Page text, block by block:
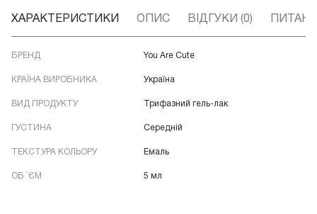
ХАРАКТЕРИСТИКИ ОПИС ВІДГУКИ (0)
БРЕНД You Are Cute
КРАЇНА ВИРОБНИКА Україна
ВИД ПРОДУКТУ Трифазний гель-лак
ГУСТИНА Середній
ТЕКСТУРА КОЛЬОРУ Емаль
ОБ `ЄМ 5 мл